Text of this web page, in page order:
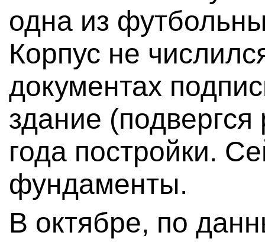
одна из
Корпус не
документах
здание
года постройки.
фундаменты.
В октябре, по